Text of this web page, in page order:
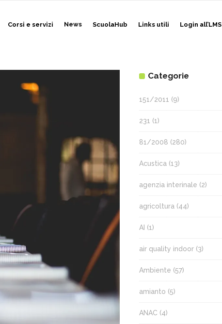
Corsi e servizi News ScuolaHub Links utili Login all’LMS
Categorie
151/2011 (9)
231 (1)
81/2008 (280)
Acustica (13)
agenzia interinale (2)
agricoltura (44)
AI (1)
air quality indoor (3)
Ambiente (57)
amianto (5)
ANAC (4)